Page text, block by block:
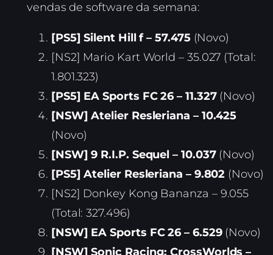
vendas de software da semana:
[PS5] Silent Hill f – 57.475(Novo)
[NS2] Mario Kart World – 35.027 (Total:
1.801.323)
[PS5] EA Sports FC 26 – 11.327(Novo)
[NSW] Atelier Resleriana – 10.425
(Novo)
[NSW] 9 R.I.P. Sequel – 10.037(Novo)
[PS5] Atelier Resleriana – 9.802 (Novo)
[NS2] Donkey Kong Bananza – 9.055
(Total: 327.496)
[NSW] EA Sports FC 26 – 6.529(Novo)
[NSW] Sonic Racing: CrossWorlds –